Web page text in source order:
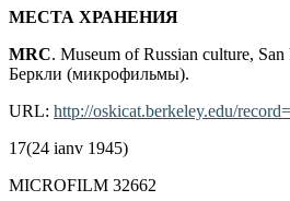
МЕСТА ХРАНЕНИЯ
MRC. Museum of Russian culture,
Беркли (микрофильмы).
URL: http://oskicat.berkeley.edu/
17(24 ianv 1945)
MICROFILM 32662